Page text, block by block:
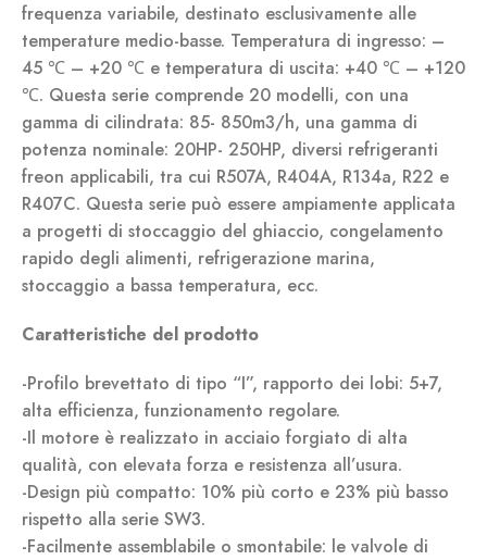
frequenza variabile, destinato esclusivamente alle
temperature medio-basse. Temperatura di ingresso: –
45 ℃ – +20 ℃ e temperatura di uscita: +40 ℃ – +120
℃. Questa serie comprende 20 modelli, con una
gamma di cilindrata: 85- 850m3/h, una gamma di
potenza nominale: 20HP- 250HP, diversi refrigeranti
freon applicabili, tra cui R507A, R404A, R134a, R22 e
R407C. Questa serie può essere ampiamente applicata
a progetti di stoccaggio del ghiaccio, congelamento
rapido degli alimenti, refrigerazione marina,
stoccaggio a bassa temperatura, ecc.
Caratteristiche del prodotto
-Profilo brevettato di tipo “I”, rapporto dei lobi: 5+7,
alta efficienza, funzionamento regolare.
-Il motore è realizzato in acciaio forgiato di alta
qualità, con elevata forza e resistenza all’usura.
-Design più compatto: 10% più corto e 23% più basso
rispetto alla serie SW3.
-Facilmente assemblabile o smontabile: le valvole di